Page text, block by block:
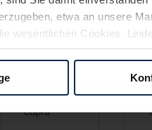
etwa an unsere
wesentlichen Cookies.
Weg zu Ihrem
außerhalb der EU zu
Cupra